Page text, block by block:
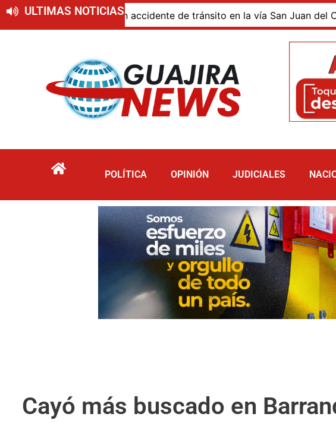
ULTIMAS NOTICIAS
en accidente de tránsito en la vía San Juan del Cesar–Buenavista
POLÍTICA OPINIÓN JUDICIALES
Cayó más buscado en